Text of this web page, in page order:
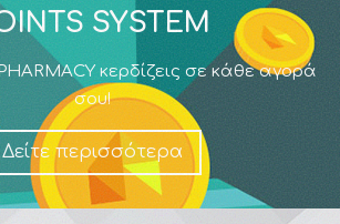
SYSTEM
κερδίζεις σε κάθε αγορά
σου!
Δείτε περισσότερα